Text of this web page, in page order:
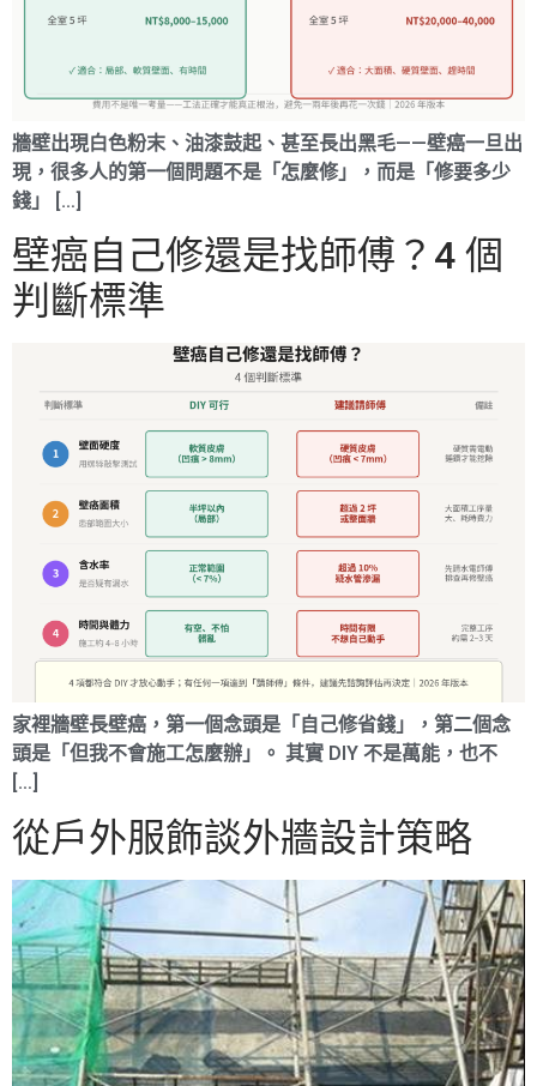
牆壁出現白色粉末、油漆鼓起、甚至長出黑毛——壁癌一旦出
現，很多人的第一個問題不是「怎麼修」，而是「修要多少
錢」 […]
壁癌自己修還是找師傅？4 個
判斷標準
家裡牆壁長壁癌，第一個念頭是「自己修省錢」，第二個念
頭是「但我不會施工怎麼辦」。 其實 DIY 不是萬能，也不
[…]
從戶外服飾談外牆設計策略